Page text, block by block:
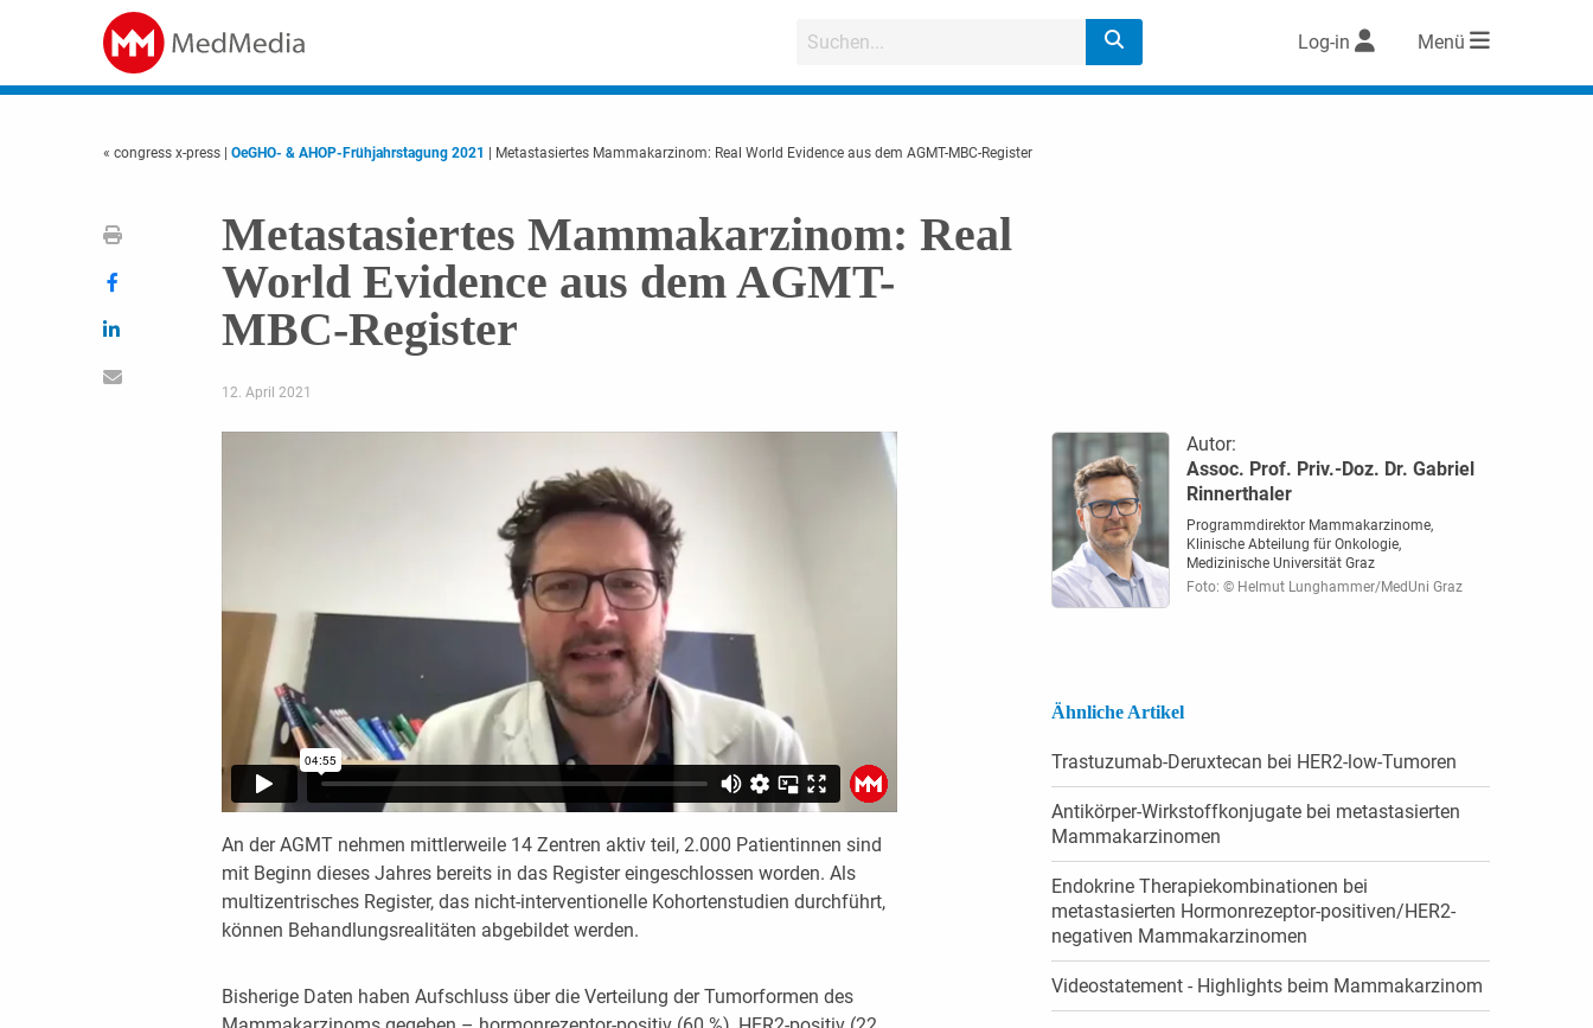
Log-in Menü
« congress x-press OeGHO- & AHOP-Frühjahrstagung 2021 | Metastasiertes Mammakarzinom: Real World Evidence aus dem AGMT-MBC-Register
Metastasiertes Mammakarzinom: Real
World Evidence aus dem AGMT-
MBC-Register
12. April 2021
An der AGMT nehmen mittlerweile 14 Zentren aktiv teil, 2.000 Patientinnen sind
mit Beginn dieses Jahres bereits in das Register eingeschlossen worden. Als
multizentrisches Register, das nicht-interventionelle Kohortenstudien durchführt,
können Behandlungsrealitäten abgebildet werden.
Bisherige Daten haben Aufschluss über die Verteilung der Tumorformen des
Autor:
Assoc. Prof. Priv.-Doz. Dr. Gabriel
Rinnerthaler
Programmdirektor Mammakarzinome,
Klinische Abteilung für Onkologie,
Medizinische Universität Graz
Foto: © Helmut Lunghammer/MedUni Graz
Ähnliche Artikel
Trastuzumab-Deruxtecan bei HER2-low-Tumoren
Antikörper-Wirkstoffkonjugate bei metastasierten
Mammakarzinomen
Endokrine Therapiekombinationen bei
metastasierten Hormonrezeptor-positiven/HER2-
negativen Mammakarzinomen
Videostatement - High­lights beim Mamma­karzinom